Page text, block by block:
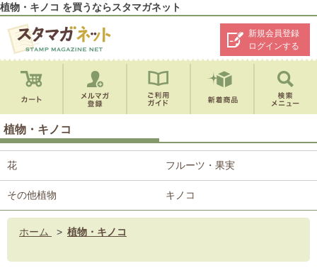
植物・キノコ を買うならスタマガネット
新規会員登録
ログインする
植物・キノコ
花 フルーツ・果実
その他植物 キノコ
ホーム > 植物・キノコ